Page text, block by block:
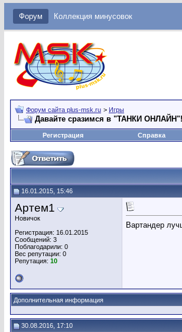
Форум Коллекция минусовок
Форум сайта plus-msk.ru > Игры
Давайте сразимся в "ТАНКИ
Регистрация Справка
16.01.2015, 15:46
Артем1
Новичок
Регистрация: 16.01.2015
Сообщений: 3
Поблагодарили: 0
Вес репутации: 0
Репутация: 10
Вартандер
Дополнительная информация
30.08.2016, 17:10